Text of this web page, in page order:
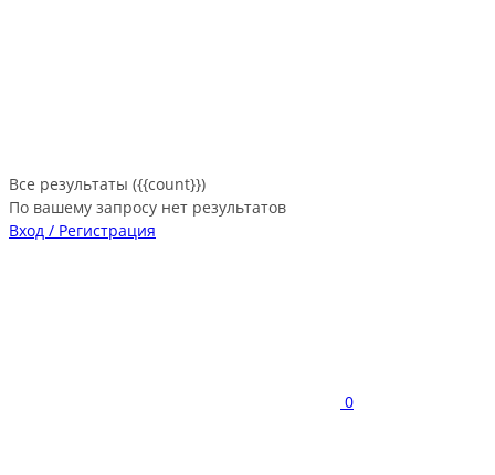
Все результаты ({{count}})
По вашему запросу нет результатов
Вход / Регистрация
0